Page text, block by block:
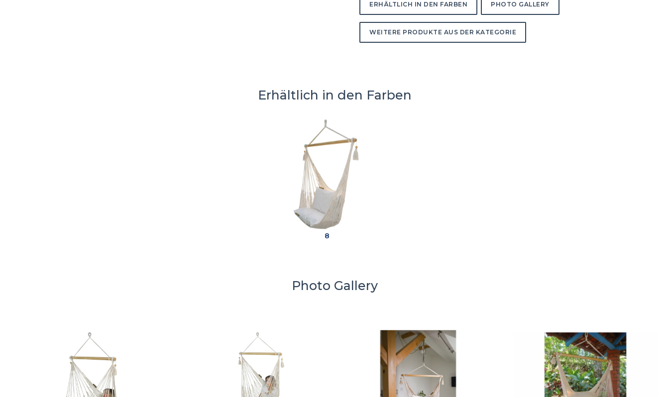
ERHÄLTLICH IN DEN FARBEN PHOTO GALLERY
WEITERE PRODUKTE AUS DER KATEGORIE
Erhältlich in den Farben
8
Photo Gallery